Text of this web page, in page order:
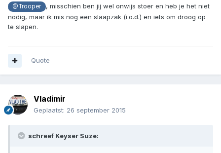
@Trooper
, misschien ben jij wel onwijs stoer en heb je het niet
nodig, maar ik mis nog een slaapzak (i.o.d.) en iets om droog op
te slapen.
Quote
Vladimir
Geplaatst: 26 september 2015
schreef Keyser Suze: